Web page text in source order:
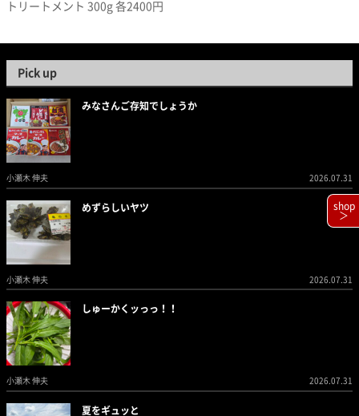
トリートメント 300g 各2400円
Pick up
みなさんご存知でしょうか
小瀬木 伸夫 2026.07.31
めずらしいヤツ
小瀬木 伸夫 2026.07.31
しゅーかくッっっ！！
小瀬木 伸夫 2026.07.31
夏をギュッと
shop
＞